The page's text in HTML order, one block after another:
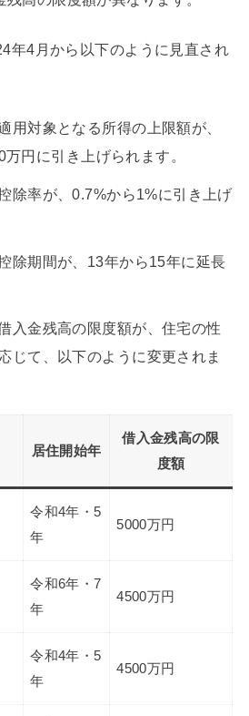
年4月から以下のように見直され
用対象となる所得の上限額が、
円に引き上げられます。
除率が、0.7%から1%に引き上げ
除期間が、13年から15年に延長
入金残高の限度額が、住宅の性
じて、以下のように変更されま
居住開始年
借入金残高の限
度額
令和4年・5
年
5000万円
令和6年・7
年
4500万円
令和4年・5
年
4500万円